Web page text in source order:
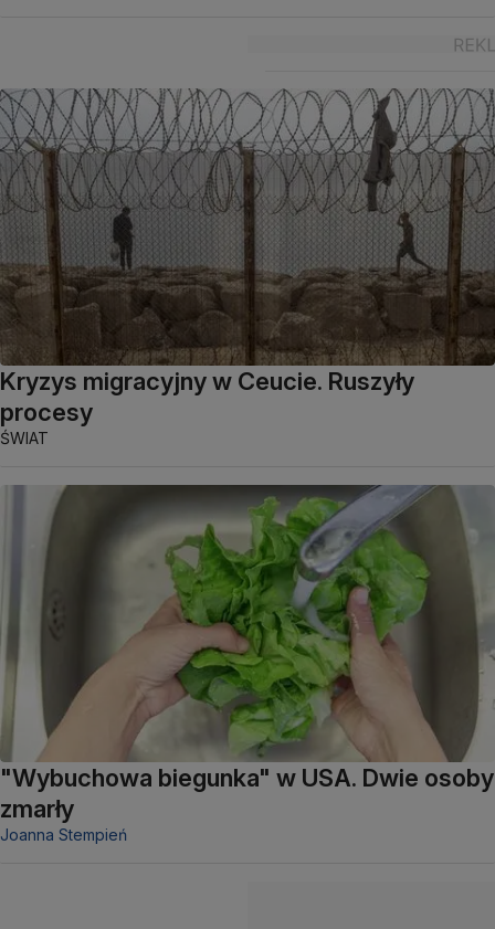
Kryzys migracyjny w Ceucie. Ruszyły
procesy
ŚWIAT
"Wybuchowa biegunka" w USA. Dwie osoby
zmarły
Joanna Stempień